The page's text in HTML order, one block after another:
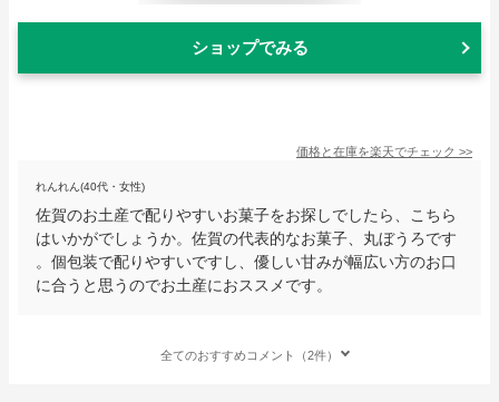
ショップでみる
価格と在庫を楽天でチェック >>
れんれん(40代・女性)
佐賀のお土産で配りやすいお菓子をお探しでしたら、こちら
はいかがでしょうか。佐賀の代表的なお菓子、丸ぼうろです
。個包装で配りやすいですし、優しい甘みが幅広い方のお口
に合うと思うのでお土産におススメです。
全てのおすすめコメント（2件）